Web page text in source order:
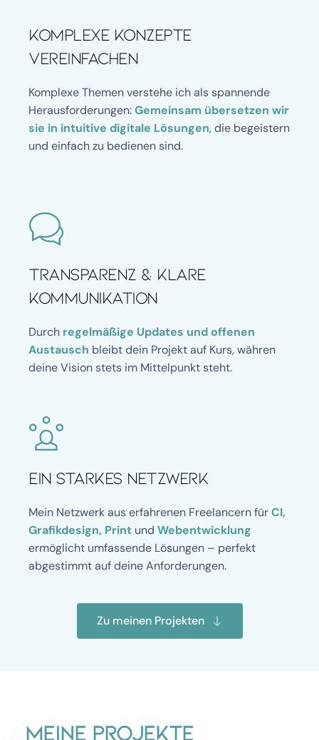
Komplexe Konzepte
vereinfachen
Komplexe Themen verstehe ich als spannende
Herausforderungen: Gemeinsam übersetzen wir
sie in intuitive digitale Lösungen, die begeistern
und einfach zu bedienen sind.
Transparenz & klare
Kommunikation
Durch regelmäßige Updates und offenen
Austausch bleibt dein Projekt auf Kurs, währen
deine Vision stets im Mittelpunkt steht.
Ein starkes Netzwerk
Mein Netzwerk aus erfahrenen Freelancern für CI,
Grafikdesign, Print und Webentwicklung
ermöglicht umfassende Lösungen – perfekt
abgestimmt auf deine Anforderungen.
Zu meinen Projekten
Meine Projekte